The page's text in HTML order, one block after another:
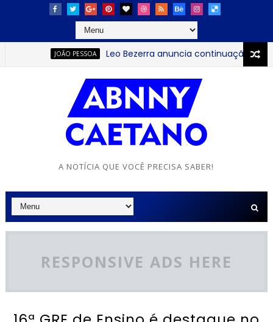
JOÃO PESSOA Leo Bezerra anuncia continuação da Festa
A NOTÍCIA QUE VOCÊ PRECISA SABER!
RESPONSIVE ADS HERE